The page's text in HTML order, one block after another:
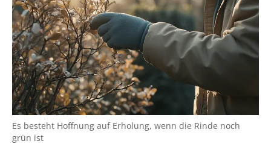
Es besteht Hoffnung auf Erholung, wenn die Rinde noch
grün ist